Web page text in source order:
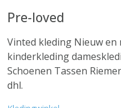
Pre-loved
Vinted kleding Nieuw en
kinderkleding
Schoenen Tassen
dhl.